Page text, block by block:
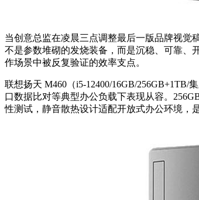
当创意总监在凌晨三点调整最后一版品牌视
不是参数堆砌的发烧装备，而是沉稳、可靠、
作场景中被反复验证的效率支点。
联想扬天 M460（i5-12400/16GB/
口数据比对等典型办公负载下表现从容。
性测试，静音散热设计适配开放式办公环境，